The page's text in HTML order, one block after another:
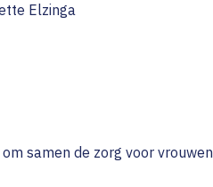
Elzinga
samen de zorg voor